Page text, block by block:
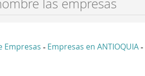
Empresas - Empresas en ANTIOQUIA -